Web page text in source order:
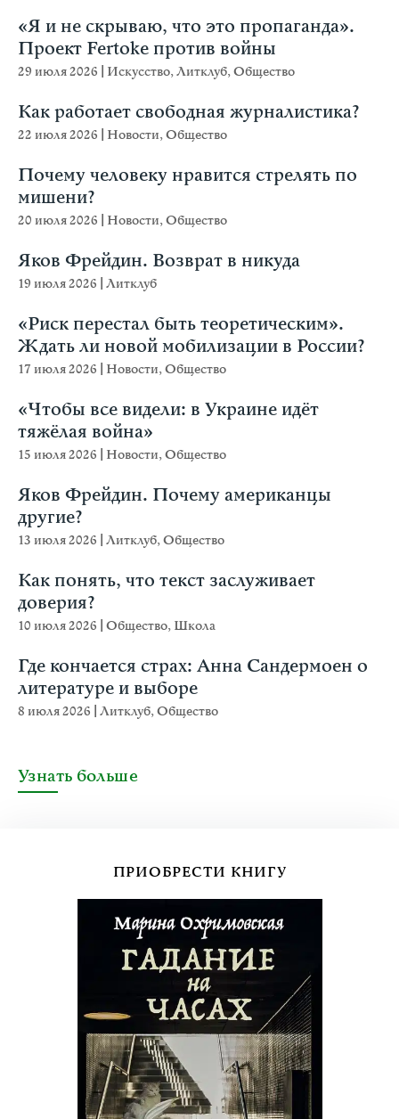
«Я и не скрываю, что это пропаганда».
Проект Fertoke против войны
29 июля 2026 Искусство,Литклуб,Общество
Как работает свободная журналистика?
22 июля 2026 Новости,Общество
Почему человеку нравится стрелять по
мишени?
20 июля 2026 Новости,Общество
Яков Фрейдин. Возврат в никуда
19 июля 2026 Литклуб
«Риск перестал быть теоретическим».
Ждать ли новой мобилизации в России?
17 июля 2026 Новости,Общество
«Чтобы все видели: в Украине идёт
тяжёлая война»
15 июля 2026 Новости,Общество
Яков Фрейдин. Почему американцы
другие?
13 июля 2026 Литклуб,Общество
Как понять, что текст заслуживает
доверия?
10 июля 2026 Общество, Школа
Где кончается страх: Анна Сандермоен о
литературе и выборе
8 июля 2026 Литклуб,Общество
Узнать больше
ПРИОБРЕСТИ КНИГУ